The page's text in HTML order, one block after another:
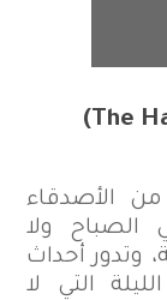
(The
الأصدقاء
الصباح ولا
وتدور أحداث
التي لا